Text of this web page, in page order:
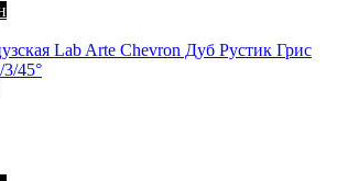
Lab Arte Chevron Дуб Рустик Грис
45°